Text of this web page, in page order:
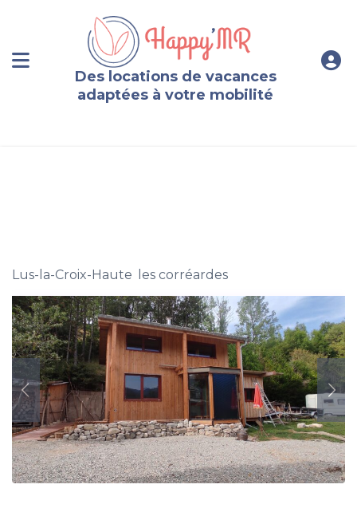
Des locations de vacances
adaptées à votre mobilité
Lus-la-Croix-Haute les corréardes